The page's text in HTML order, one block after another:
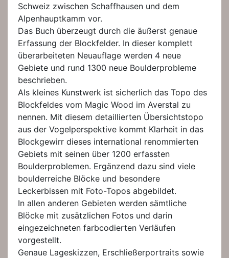
Schweiz zwischen Schaffhausen und dem
Alpenhauptkamm vor.
Das Buch überzeugt durch die äußerst genaue
Erfassung der Blockfelder. In dieser komplett
überarbeiteten Neuauflage werden 4 neue
Gebiete und rund 1300 neue Boulderprobleme
beschrieben.
Als kleines Kunstwerk ist sicherlich das Topo des
Blockfeldes vom Magic Wood im Averstal zu
nennen. Mit diesem detaillierten Übersichtstopo
aus der Vogelperspektive kommt Klarheit in das
Blockgewirr dieses international renommierten
Gebiets mit seinen über 1200 erfassten
Boulderproblemen. Ergänzend dazu sind viele
boulderreiche Blöcke und besondere
Leckerbissen mit Foto-Topos abgebildet.
In allen anderen Gebieten werden sämtliche
Blöcke mit zusätzlichen Fotos und darin
eingezeichneten farbcodierten Verläufen
vorgestellt.
Genaue Lageskizzen, Erschließerportraits sowie